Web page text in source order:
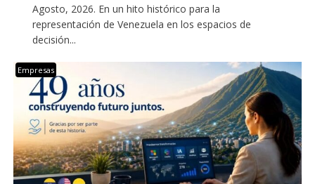
Agosto, 2026. En un hito histórico para la
representación de Venezuela en los espacios de
decisión...
Empresas